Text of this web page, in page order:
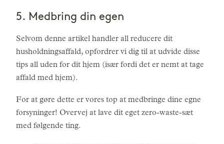
5. Medbring din egen
Selvom denne artikel handler all reducere dit
husholdningsaffald, opfordrer vi dig til at udvide disse
tips all uden for dit hjem (især fordi det er nemt at tage
affald med hjem).
For at gøre dette er vores top at medbringe dine egne
forsyninger! Overvej at lave dit eget zero-waste-sæt
med følgende ting.